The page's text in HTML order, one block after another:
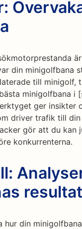
din minigolfbana
till minigolf,
minigolfbana i
ger insikter
driver trafik till din
gör att du kan
konkurrenterna.
din